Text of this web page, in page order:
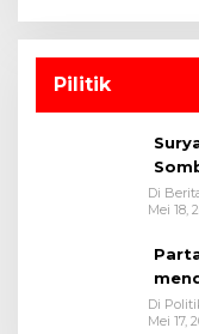
Pilitik
Di
Mei 18,
Di
Mei 17,